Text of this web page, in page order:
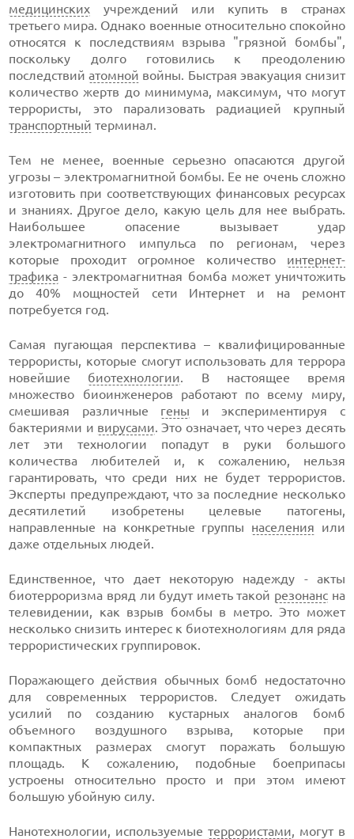
медицинских учреждений или купить в странах
третьего мира. Однако военные относительно спокойно
относятся к последствиям взрыва "грязной бомбы",
поскольку долго готовились к преодолению
последствийатомной войны. Быстрая эвакуация снизит
количество жертв до минимума, максимум, что могут
террористы, это парализовать радиацией крупный
транспортный терминал.
Тем не менее, военные серьезно опасаются другой
угрозы – электромагнитной бомбы. Ее не очень сложно
изготовить при соответствующих финансовых ресурсах
и знаниях. Другое дело, какую цель для нее выбрать.
Наибольшее опасение вызывает удар
электромагнитного импульса по регионам, через
которые проходит огромное количество интернет-
трафика - электромагнитная бомба может уничтожить
до 40% мощностей сети Интернет и на ремонт
потребуется год.
Самая пугающая перспектива – квалифицированные
террористы, которые смогут использовать для террора
новейшие биотехнологии. В настоящее время
множество биоинженеров работают по всему миру,
смешивая различные гены и экспериментируя с
бактериями и вирусами. Это означает, что через десять
лет эти технологии попадут в руки большого
количества любителей и, к сожалению, нельзя
гарантировать, что среди них не будет террористов.
Эксперты предупреждают, что за последние несколько
десятилетий изобретены целевые патогены,
направленные на конкретные группы населения или
даже отдельных людей.
Единственное, что дает некоторую надежду - акты
биотерроризма вряд ли будут иметь такой резонанс на
телевидении, как взрыв бомбы в метро. Это может
несколько снизить интерес к биотехнологиям для ряда
террористических группировок.
Поражающего действия обычных бомб недостаточно
для современных террористов. Следует ожидать
усилий по созданию кустарных аналогов бомб
объемного воздушного взрыва, которые при
компактных размерах смогут поражать большую
площадь. К сожалению, подобные боеприпасы
устроены относительно просто и при этом имеют
большую убойную силу.
Нанотехнологии, используемые террористами, могут в